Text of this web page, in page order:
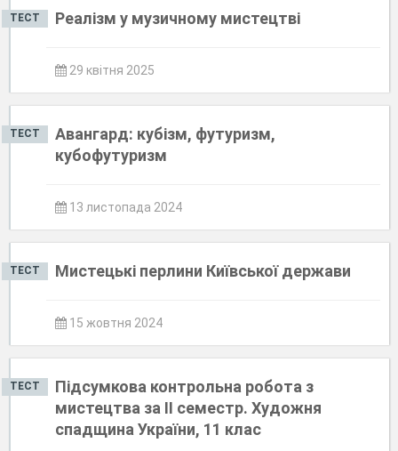
ТЕСТ Реалізм у музичному мистецтві
29 квітня 2025
ТЕСТ
Авангард: кубізм, футуризм,
кубофутуризм
13 листопада 2024
ТЕСТ Мистецькі перлини Київської держави
15 жовтня 2024
ТЕСТ
Підсумкова контрольна робота з
мистецтва за II семестр. Художня
спадщина України, 11 клас